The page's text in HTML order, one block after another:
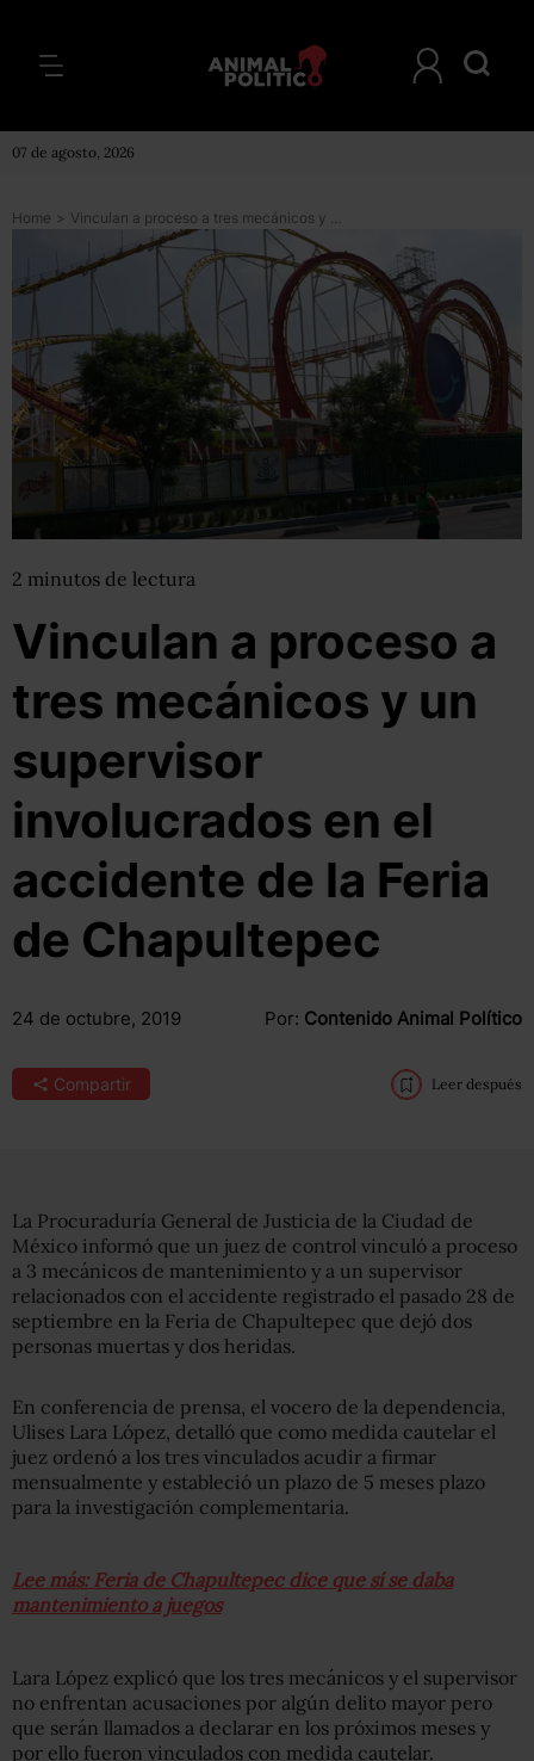
07 de agosto, 2026
Home > Vinculan a proceso a tres mecánicos y un supervisor involucrados en el accidente de la Feria de Chapultepec
2 minutos de lectura
Vinculan a proceso a
tres mecánicos y un
supervisor
involucrados en el
accidente de la Feria
de Chapultepec
24 de octubre, 2019 Por: Contenido Animal Político
Compartir Leer después
La Procuraduría General de Justicia de la Ciudad de
México informó que un juez de control vinculó a proceso
a 3 mecánicos de mantenimiento y a un supervisor
relacionados con el accidente registrado el pasado 28 de
septiembre en la Feria de Chapultepec que dejó dos
personas muertas y dos heridas.
En conferencia de prensa, el vocero de la dependencia,
Ulises Lara López, detalló que como medida cautelar el
juez ordenó a los tres vinculados acudir a firmar
mensualmente y estableció un plazo de 5 meses plazo
para la investigación complementaria.
Lee más: Feria de Chapultepec dice que sí se daba
mantenimiento a juegos
Lara López explicó que los tres mecánicos y el supervisor
no enfrentan acusaciones por algún delito mayor pero
que serán llamados a declarar en los próximos meses y
por ello fueron vinculados con medida cautelar.